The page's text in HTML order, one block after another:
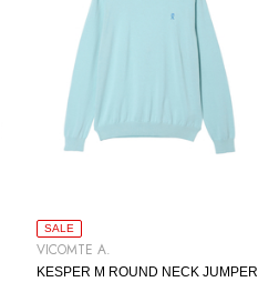
SALE
VICOMTE A.
KESPER M ROUND NECK JUMPER